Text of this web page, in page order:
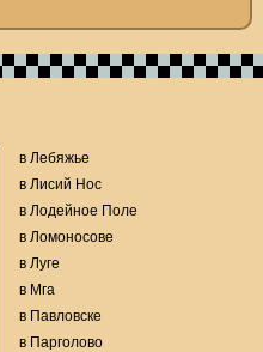
в Лебяжье
в Лисий Нос
в Лодейное Поле
в Ломоносове
в Луге
в Мга
в Павловске
в Парголово